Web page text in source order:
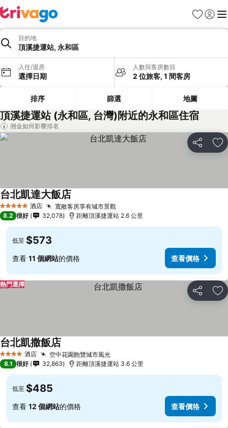
收藏夾
登入 選
目的地
頂溪捷運站, 永和區
入住/退房
選擇日期
人數與客房數目
2 位旅客, 1 間客房
排序 篩選 地圖
頂溪捷運站 (永和區, 台灣)附近的永和區住宿
佣金如何影響排名
分享 放
5 星級 酒店 寬敞客房享有城市景觀
台北凱達大飯店
8.2 很好 32,078 距離頂溪捷運站 2.6 公里
低至 $573
查看 11 個網站的價格 查看價格
分享 放
熱門選擇
4 星級 酒店 空中花園飽覽城市風光
台北凱撒飯店
8.1 很好 32,863 距離頂溪捷運站 3.6 公里
低至 $485
查看 12 個網站的價格 查看價格